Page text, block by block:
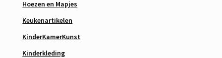
Hoezen en Mapjes
Keukenartikelen
KinderKamerKunst
Kinderkleding